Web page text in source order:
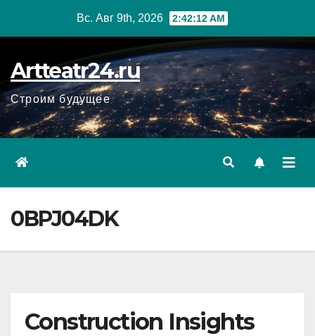
Вс. Авг 9th, 2026 2:42:14 AM
Artteatr24.ru
Строим будущее
0BPJ04DK
Construction Insights